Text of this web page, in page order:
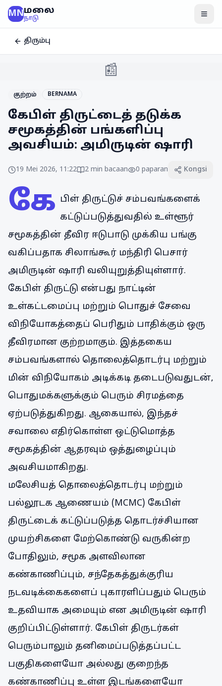
MNமலை
நாடு
திரும்பு
📰
குற்றம் BERNAMA
கேபிள் திருட்டைத் தடுக்க
சமூகத்தின் பங்களிப்பு
அவசியம்: அமிருடின் ஷாரி
19 Mei 2026, 11:22 2 min bacaan 0 paparan Kongsi
கே பிள் திருட்டுச் சம்பவங்களைக்
கட்டுப்படுத்துவதில் உள்ளூர்
சமூகத்தின் தீவிர ஈடுபாடு முக்கிய பங்கு
வகிப்பதாக சிலாங்கூர் மந்திரி பெசார்
அமிருடின் ஷாரி வலியுறுத்தியுள்ளார்.
கேபிள் திருட்டு என்பது நாட்டின்
உள்கட்டமைப்பு மற்றும் பொதுச் சேவை
விநியோகத்தைப் பெரிதும் பாதிக்கும் ஒரு
தீவிரமான குற்றமாகும். இத்தகைய
சம்பவங்களால் தொலைத்தொடர்பு மற்றும்
மின் விநியோகம் அடிக்கடி தடைபடுவதுடன்,
பொதுமக்களுக்கும் பெரும் சிரமத்தை
ஏற்படுத்துகிறது. ஆகையால், இந்தச்
சவாலை எதிர்கொள்ள ஒட்டுமொத்த
சமூகத்தின் ஆதரவும் ஒத்துழைப்பும்
அவசியமாகிறது.
மலேசியத் தொலைத்தொடர்பு மற்றும்
பல்லூடக ஆணையம் (MCMC) கேபிள்
திருட்டைக் கட்டுப்படுத்த தொடர்ச்சியான
முயற்சிகளை மேற்கொண்டு வருகின்ற
போதிலும், சமூக அளவிலான
கண்காணிப்பும், சந்தேகத்துக்குரிய
நடவடிக்கைகளைப் புகாரளிப்பதும் பெரும்
உதவியாக அமையும் என அமிருடின் ஷாரி
குறிப்பிட்டுள்ளார். கேபிள் திருடர்கள்
பெரும்பாலும் தனிமைப்படுத்தப்பட்ட
பகுதிகளையோ அல்லது குறைந்த
கண்காணிப்பு உள்ள இடங்களையோ